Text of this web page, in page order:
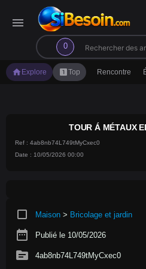
menu
0
search
home Explore looks_oneTop Rencontre
TOUR Á MÉTAUX
Ref : 4ab8nb74L749tMyCxec0
Date : 10/05/2026 00:00
crop_square Maison > Bricolage et jardin
date_range Publié le 10/05/2026
source 4ab8nb74L749tMyCxec0